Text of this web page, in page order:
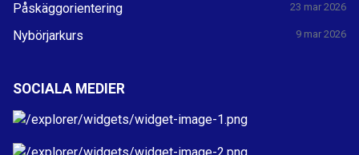
Påskäggorientering 23 mar 2026
Nybörjarkurs 9 mar 2026
SOCIALA MEDIER